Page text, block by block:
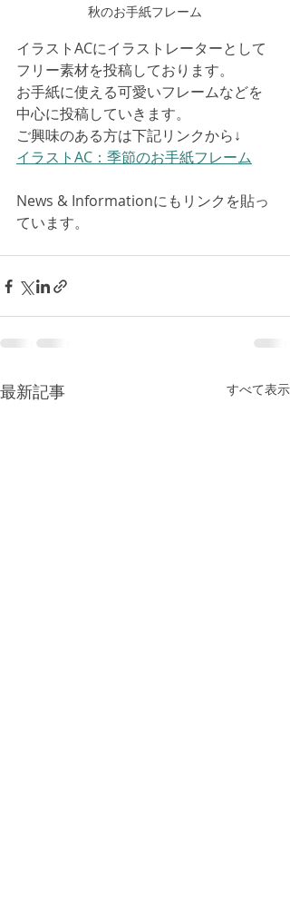
秋のお手紙フレーム
イラストACにイラストレーターとして
フリー素材を投稿しております。
お手紙に使える可愛いフレームなどを
中心に投稿していきます。
ご興味のある方は下記リンクから↓
イラストAC：季節のお手紙フレーム
News & Informationにもリンクを貼っ
ています。
最新記事 すべて表示